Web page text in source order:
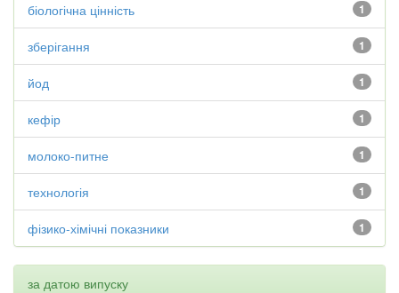
1
біологічна цінність
1
зберігання
1
йод
1
кефір
1
молоко-питне
1
технологія
1
фізико-хімічні показники
за датою випуску